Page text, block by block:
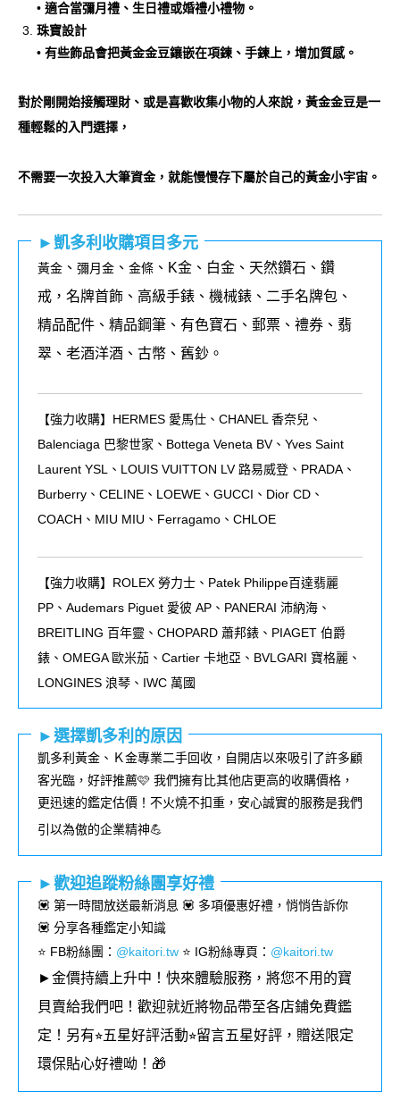
• 適合當彌月禮、生日禮或婚禮小禮物。
珠寶設計
• 有些飾品會把黃金金豆鑲嵌在項鍊、手鍊上，增加質感。
對於剛開始接觸理財、或是喜歡收集小物的人來說，黃金金豆是一
種輕鬆的入門選擇，
不需要一次投入大筆資金，就能慢慢存下屬於自己的黃金小宇宙。
►凱多利收購項目多元
黃金 、 彌月金 、 金條 、K金、白金、天然鑽石、鑽
戒，名牌首飾、高級手錶、機械錶、二手名牌包、
精品配件、精品鋼筆、有色寶石、郵票、禮券、翡
翠、老酒洋酒、古幣、舊鈔。
【強力收購】HERMES 愛馬仕、CHANEL 香奈兒、
Balenciaga 巴黎世家、Bottega Veneta BV、Yves Saint
Laurent YSL、LOUIS VUITTON LV 路易威登、PRADA、
Burberry、CELINE、LOEWE、GUCCI、Dior CD、
COACH、MIU MIU、Ferragamo、CHLOE
【強力收購】ROLEX 勞力士、 Patek Philippe百達翡麗
PP 、 Audemars Piguet 愛彼 AP 、 PANERAI 沛納海、
BREITLING 百年靈、 CHOPARD 蕭邦錶、 PIAGET 伯爵
錶、 OMEGA歐米茄、 Cartier 卡地亞、 BVLGARI 寶格麗、
LONGINES 浪琴、 IWC 萬國
►選擇凱多利的原因
凱多利黃金、Ｋ金專業二手回收，自開店以來吸引了許多顧
客光臨，好評推薦🩷 我們擁有比其他店更高的收購價格，
更迅速的鑑定估價！不火燒不扣重，安心誠實的服務是我們
引以為傲的企業精神💪
►歡迎追蹤粉絲團享好禮
💟 第一時間放送最新消息 💟 多項優惠好禮，悄悄告訴你
💟 分享各種鑑定小知識
⭐️ FB粉絲團 ： @kaitori.tw ⭐️ IG粉絲專頁 ： @kaitori.tw
►金價持續上升中！快來體驗服務，將您不用的寶
貝賣給我們吧！歡迎就近將物品帶至各店鋪免費鑑
定！ 另有⭐︎五星好評活動⭐︎留言五星好評，贈送限定
環保貼心好禮呦！🎁